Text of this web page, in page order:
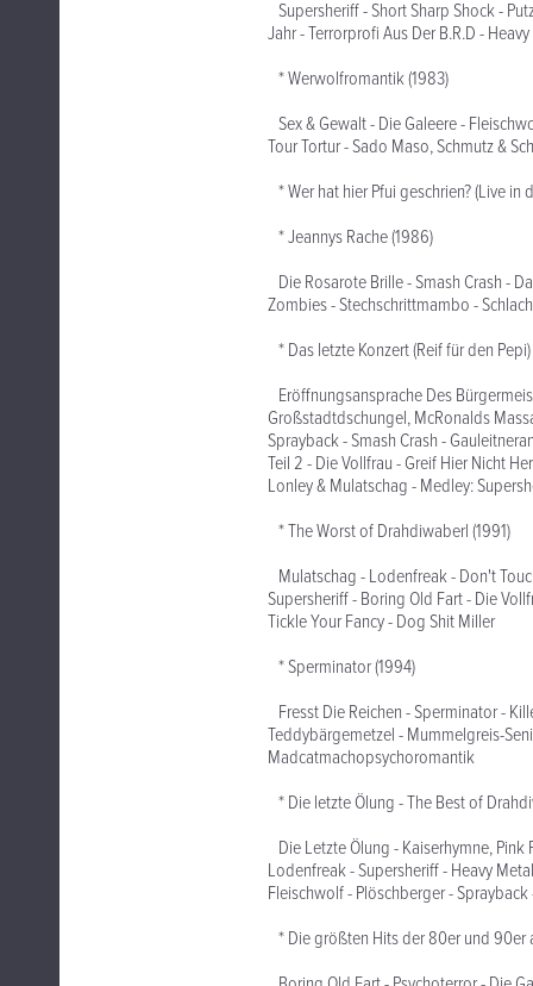
Supersheriff - Short Sharp Shock -
Jahr - Terrorprofi Aus Der B.R.D -
* Werwolfromantik (1983)
Sex & Gewalt - Die Galeere -
Tour Tortur - Sado Maso, Schmutz &
* Wer hat hier Pfui geschrien? (Live
* Jeannys Rache (1986)
Die Rosarote Brille - Smash Crash -
Zombies - Stechschrittmambo -
* Das letzte Konzert (Reif für den
Eröffnungsansprache Des
Großstadtdschungel, McRonalds
Sprayback - Smash Crash -
Teil 2 - Die Vollfrau - Greif Hier Nicht
Lonley & Mulatschag - Medley:
* The Worst of Drahdiwaberl (1991)
Mulatschag - Lodenfreak - Don't
Supersheriff - Boring Old Fart - Die
Tickle Your Fancy - Dog Shit Miller
* Sperminator (1994)
Fresst Die Reichen - Sperminator -
Teddybärgemetzel - Mummelgreis-
Madcatmachopsychoromantik
* Die letzte Ölung - The Best of
Die Letzte Ölung - Kaiserhymne,
Lodenfreak - Supersheriff - Heavy
Fleischwolf - Plöschberger -
* Die größten Hits der 80er und 90er